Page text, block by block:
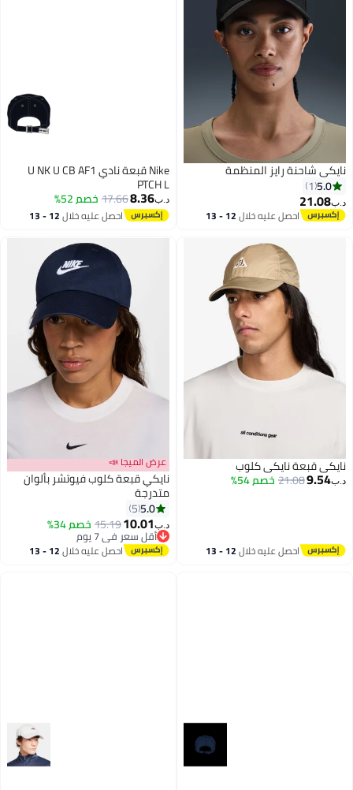
نايكي شاحنة رايز المنظمة
5.0
1
د.ب‏21.08
احصل عليه خلال 12 - 13
Nike قبعة نادي U NK U CB AF1
PTCH L
د.ب‏8.36
17.66خصم 52%
احصل عليه خلال 12 - 13
نايكي قبعة نايكي كلوب
د.ب‏9.54
21.08خصم 54%
احصل عليه خلال 12 - 13
عرض الميجا 📣
نايكي قبعة كلوب فيوتشر بألوان
متدرجة
5.0
5
د.ب‏10.01
15.19خصم 34%
أقل سعر في 7 يوم
أقل سعر في 7 يوماحصل عليه خلال 12 - 13